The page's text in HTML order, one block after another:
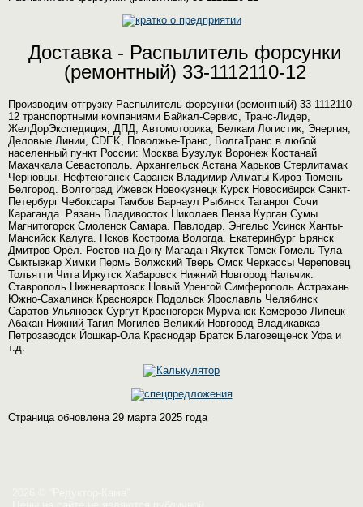
Доставка - Распылитель форсунки
(ремонтный) 33-1112110-12
Производим отгрузку Распылитель форсунки (ремонтный) 33-1112110-
12 транспортными компаниями Байкал-Сервис, Транс-Лидер,
ЖелДорЭкспедиция, ДПД, Автомоторика, Белкам Логистик, Энергия,
Деловые Линии, CDEK, Поволжье-Транс, ВолгаТранс в любой
населенный пункт России: Москва Бузулук Воронеж Костанай
Махачкала Севастополь. Архангельск Астана Харьков Стерлитамак
Черновцы. Нефтеюганск Саранск Владимир Алматы Киров Тюмень
Белгород. Волгоград Ижевск Новокузнецк Курск Новосибирск Санкт-
Петербург Чебоксары Тамбов Барнаул Рыбинск Таганрог Сочи
Караганда. Рязань Владивосток Николаев Пенза Курган Сумы
Магнитогорск Смоленск Самара. Павлодар. Энгельс Усинск Ханты-
Мансийск Калуга. Псков Кострома Вологда. Екатеринбург Брянск
Дмитров Орёл. Ростов-на-Дону Магадан Якутск Томск Гомель Тула
Сыктывкар Химки Пермь Волжский Тверь Омск Черкассы Череповец
Тольятти Чита Иркутск Хабаровск Нижний Новгород Нальчик.
Ставрополь Нижневартовск Новый Уренгой Симферополь Астрахань
Южно-Сахалинск Красноярск Подольск Ярославль Челябинск
Саратов Ульяновск Сургут Красногорск Мурманск Кемерово Липецк
Абакан Нижний Тагил Могилёв Великий Новгород Владикавказ
Петрозаводск Йошкар-Ола Краснодар Братск Благовещенск Уфа и
т.д.
Страница обновлена 29 марта 2025 года